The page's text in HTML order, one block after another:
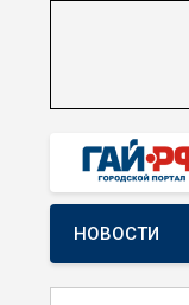
НОВОСТИ